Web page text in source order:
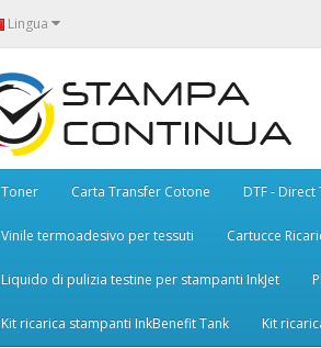
Lingua
Toner Carta Transfer Cotone DTF -
Vinile termoadesivo per tessuti Cartucce
Liquido di pulizia testine per stampanti InkJet
Kit ricarica stampanti InkBenefit Tank Kit